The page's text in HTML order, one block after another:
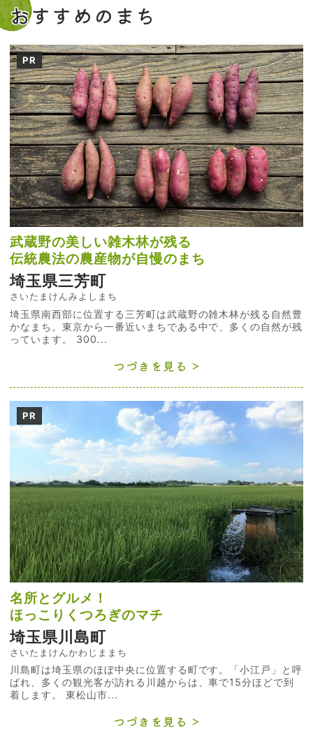
おすすめのまち
PR
武蔵野の美しい雑木林が残る
伝統農法の農産物が自慢のまち
埼玉県三芳町
さいたまけんみよしまち
埼玉県南西部に位置する三芳町は武蔵野の雑木林が残る自然豊
かなまち。東京から一番近いまちである中で、多くの自然が残
っています。 300...
つづきを見る
PR
名所とグルメ！
ほっこりくつろぎのマチ
埼玉県川島町
さいたまけんかわじままち
川島町は埼玉県のほぼ中央に位置する町です。「小江戸」と呼
ばれ、多くの観光客が訪れる川越からは、車で15分ほどで到
着します。 東松山市...
つづきを見る